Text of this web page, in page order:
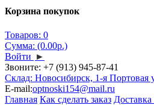
Корзина покупок
Товаров: 0
Сумма: (0.00р.)
Войти ►
Звоните: +7 (913) 945-87-41
Склад: Новосибирск, 1-я Портовая
E-mail:optnoski154@mail.ru
Главная Как сделать заказ Доставка